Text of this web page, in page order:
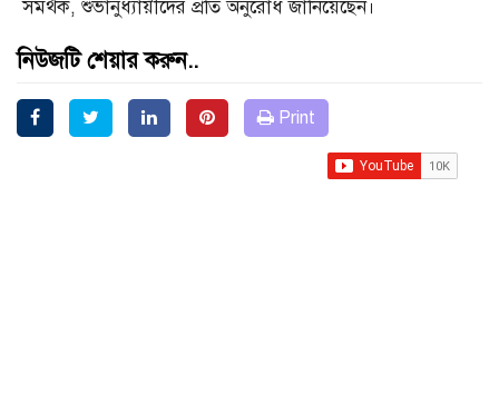
সমর্থক, শুভানুধ্যায়ীদের প্রতি অনুরোধ জানিয়েছেন।
নিউজটি শেয়ার করুন..
Print